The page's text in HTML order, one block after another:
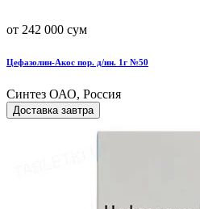
от 242 000 сум
Цефазолин-Акос пор. д/ин. 1г №50
Синтез ОАО, Россия
Доставка завтра